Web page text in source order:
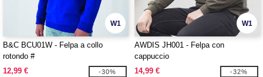
W1
B&C BCU01W - Felpa a collo
rotondo #
12,99 €
-30%
W1
AWDIS JH001 - Felpa con
cappuccio
14,99 €
-32%